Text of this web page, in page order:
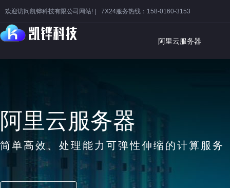
欢迎访问凯铧科技有限公司网站! | 7X24服务热线：158-0160-3153
阿里云服务器
阿里云虚拟主
市场占用率第一，20年专